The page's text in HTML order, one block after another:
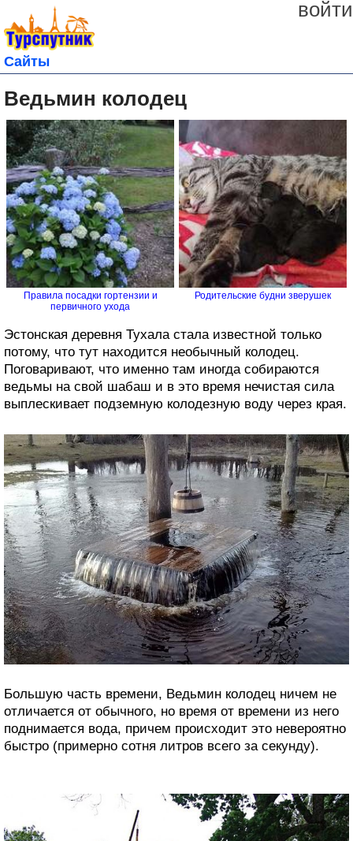
войти
Сайты
Ведьмин колодец
Правила посадки гортензии и
первичного ухода
Родительские будни зверушек
Эстонская деревня Тухала стала известной только
потому, что тут находится необычный колодец.
Поговаривают, что именно там иногда собираются
ведьмы на свой шабаш и в это время нечистая сила
выплескивает подземную колодезную воду через края.
Большую часть времени, Ведьмин колодец ничем не
отличается от обычного, но время от времени из него
поднимается вода, причем происходит это невероятно
быстро (примерно сотня литров всего за секунду).